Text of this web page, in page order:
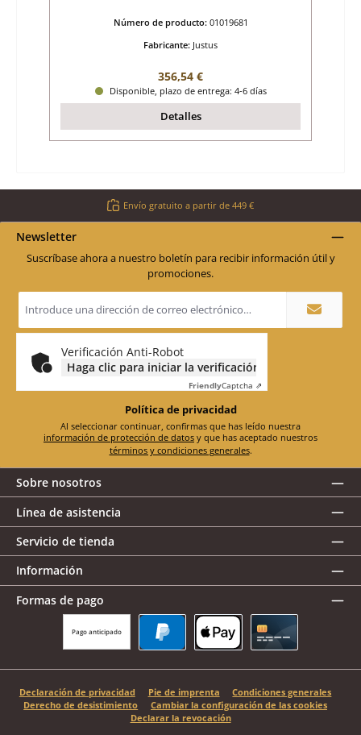
Número de producto: 01019681
Fabricante: Justus
Precio normal:
356,54 €
Disponible, plazo de entrega: 4-6 días
Detalles
Envío gratuito a partir de 449 €
Newsletter
Suscríbase ahora a nuestro boletín para recibir información útil y
promociones.
de
electrónico
Verificación Anti-Robot
Haga clic para iniciar la verificación
FriendlyCaptcha ⇗
Política de privacidad
información de protección de datos
términos y condiciones generales.
Sobre nosotros
Línea de asistencia
Servicio de tienda
Información
Formas de pago
Pago anticipado
Declaración de privacidad Pie de imprenta
Condiciones generales
Derecho de desistimiento
Cambiar la configuración de las cookies
Declarar la revocación